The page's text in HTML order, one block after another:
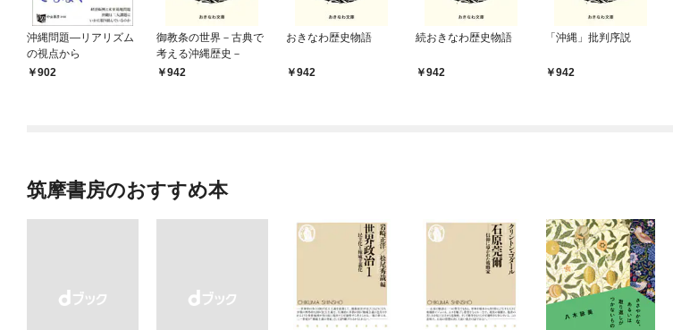
沖縄問題―リアリズム
の視点から
902
御教条の世界－古典で
考える沖縄歴史－
942
おきなわ歴史物語
942
続おきなわ歴史物語
942
「沖縄」批判序説
942
筑摩書房のおすすめ本